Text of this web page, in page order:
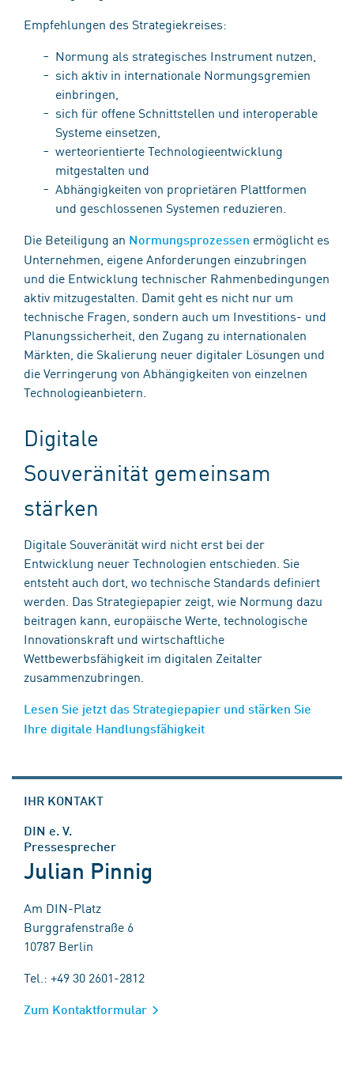
Empfehlungen des Strategiekreises:
Normung als strategisches Instrument nutzen,
sich aktiv in internationale Normungsgremien
einbringen,
sich für offene Schnittstellen und interoperable
Systeme einsetzen,
werteorientierte Technologieentwicklung
mitgestalten und
Abhängigkeiten von proprietären Plattformen
und geschlossenen Systemen reduzieren.
Die Beteiligung an Normungsprozessen ermöglicht es
Unternehmen, eigene Anforderungen einzubringen
und die Entwicklung technischer Rahmenbedingungen
aktiv mitzugestalten. Damit geht es nicht nur um
technische Fragen, sondern auch um Investitions- und
Planungssicherheit, den Zugang zu internationalen
Märkten, die Skalierung neuer digitaler Lösungen und
die Verringerung von Abhängigkeiten von einzelnen
Technologieanbietern.
Digitale
Souveränität gemeinsam
stärken
Digitale Souveränität wird nicht erst bei der
Entwicklung neuer Technologien entschieden. Sie
entsteht auch dort, wo technische Standards definiert
werden. Das Strategiepapier zeigt, wie Normung dazu
beitragen kann, europäische Werte, technologische
Innovationskraft und wirtschaftliche
Wettbewerbsfähigkeit im digitalen Zeitalter
zusammenzubringen.
Lesen Sie jetzt das Strategiepapier und stärken Sie
Ihre digitale Handlungsfähigkeit
IHR KONTAKT
DIN e. V.
Pressesprecher
Julian Pinnig
Am DIN-Platz
Burggrafenstraße 6
10787 Berlin
Tel.: +49 30 2601-2812
Zum Kontaktformular